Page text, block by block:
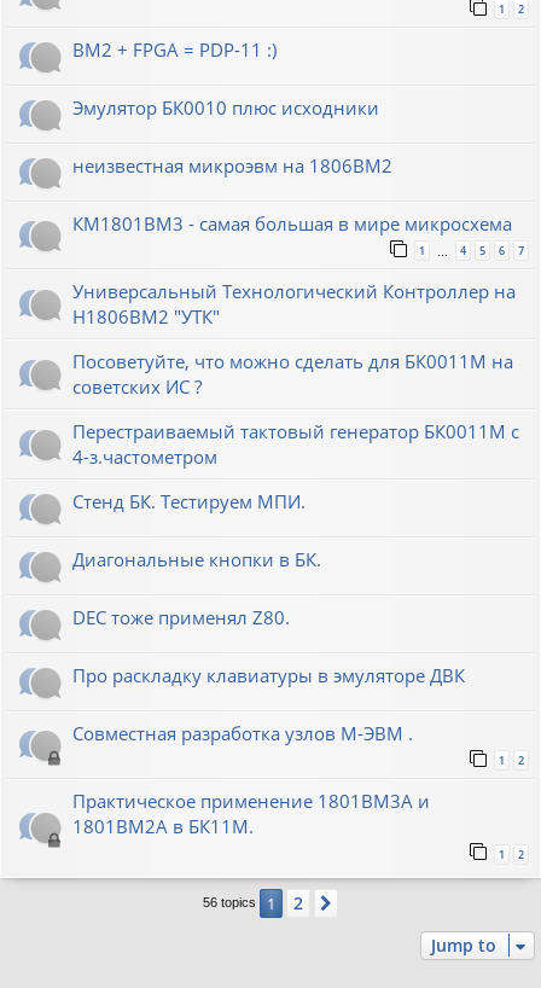
1 2
ВМ2 + FPGA = PDP-11 :)
Эмулятор БК0010 плюс исходники
неизвестная микроэвм на 1806ВМ2
КМ1801ВМ3 - самая большая в мире микросхема
1 … 4 5 6 7
Универсальный Технологический Контроллер на
Н1806ВМ2 "УТК"
Посоветуйте, что можно сделать для БК0011М на
советских ИС ?
Перестраиваемый тактовый генератор БК0011М с
4-з.частометром
Стенд БК. Тестируем МПИ.
Диагональные кнопки в БК.
DEC тоже применял Z80.
Про раскладку клавиатуры в эмуляторе ДВК
Совместная разработка узлов М-ЭВМ .
1 2
Практическое применение 1801ВМ3А и
1801ВМ2А в БК11М.
1 2
56 topics 1 2
Jump to